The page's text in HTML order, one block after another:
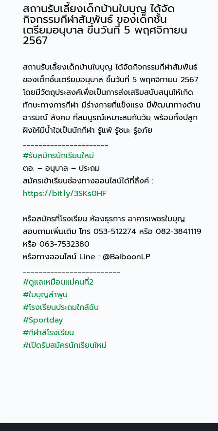
สถานรับเลี้ยงเด็กบ้านใบบุญ ได้จัด
กิจกรรมกีฬาสัมพันธ์ ของเด็กชั้น
เตรียมอนุบาล ขึ้นวันที่ 5 พฤศจิกายน
2567
สถานรับเลี้ยงเด็กบ้านใบบุญ ได้จัดกิจกรรมกีฬาสัมพันธ์
ของเด็กชั้นเตรียมอนุบาล ขึ้นวันที่ 5 พฤศจิกายน 2567
โดยมีวัตถุประสงค์เพื่อเป็นการส่งเสริมสนับสนุนให้เกิด
ทักษะทางการกีฬา มีร่างกายที่แข็งแรง มีพัฒนาทางด้าน
อารมณ์ สังคม ที่สมบูรณ์เหมาะสมกับวัย พร้อมทั้งปลูก
ฝังให้มีน้ำใจเป็นนักกีฬา รู้แพ้ รู้ชนะ รู้อภัย
______________________
#รับสมัครนักเรียนใหม่
ตอ. – อนุบาล – ประถม
สมัครเข้าเรียนช่องทางออนไลน์ได้ที่ลิ้งค์ :
https://bit.ly/3SKs0HF
หรือสมัครที่โรงเรียน ห้องธุรการ อาคารเพชรใบบุญ
สอบถามเพิ่มเติม โทร 053-512274 หรือ 082-3841119
หรือ 063-7532380
หรือทางออนไลน์ Line : @BaiboonLP
_________________________
#ดูแลเหมือนแม่คนที่2
#ใบบุญลำพูน
#โรงเรียนประถมใกล้ฉัน
#Sportday
#กีฬาสีโรงเรียน
#เปิดรับสมัครนักเรียนใหม่